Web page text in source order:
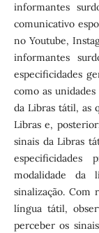
informantes
comunicativo
no Youtube,
informantes
especificidades
como as
da Libras tátil, as
Libras e,
sinais da Libras
modalidade da
sinalização. Com
língua tátil,
perceber os